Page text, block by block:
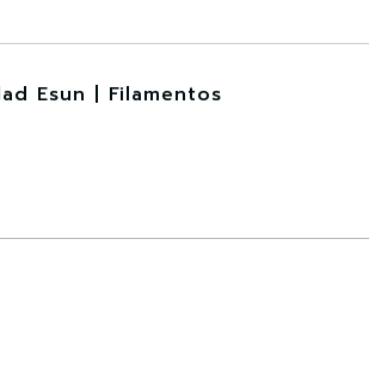
Esun | Filamentos